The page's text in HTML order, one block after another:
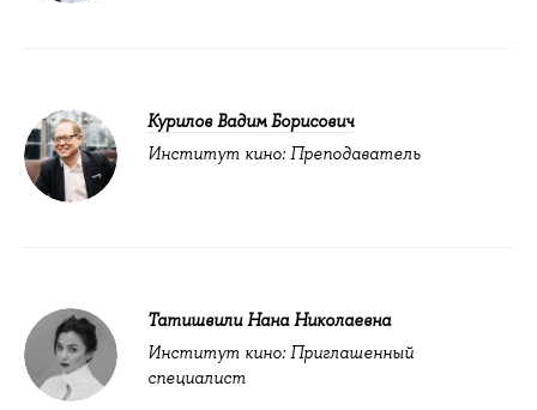
Курилов Вадим Борисович
Институт кино: Преподаватель
Татишвили Нана Николаевна
Институт кино: Приглашенный
специалист